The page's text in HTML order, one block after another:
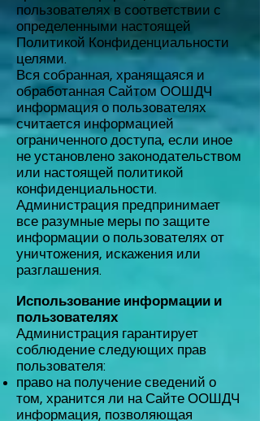
пользователях в соответствии с
определенными настоящей
Политикой Конфиденциальности
целями.
Вся собранная, хранящаяся и
обработанная Сайтом ООШДЧ
информация о пользователях
считается информацией
ограниченного доступа, если иное
не установлено законодательством
или настоящей политикой
конфиденциальности.
Администрация предпринимает
все разумные меры по защите
информации о пользователях от
уничтожения, искажения или
разглашения.
Использование информации и
пользователях
Администрация гарантирует
соблюдение следующих прав
пользователя:
право на получение сведений о
том, хранится ли на Сайте ООШДЧ
информация, позволяющая